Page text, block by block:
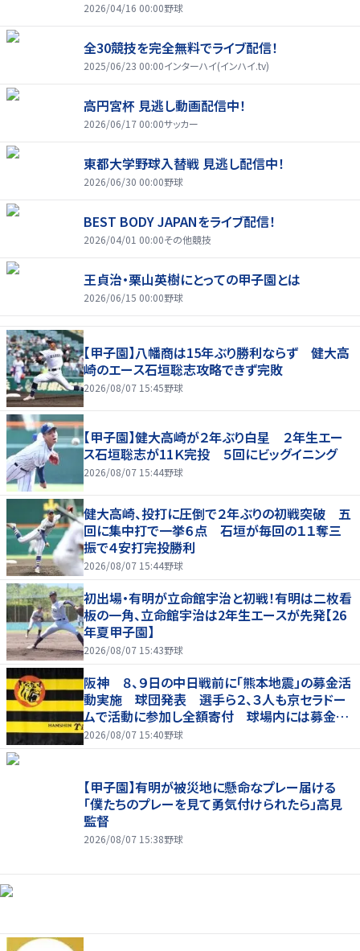
2026/04/16 00:00野球
全30競技を完全無料でライブ配信！
2025/06/23 00:00インターハイ(インハイ.tv)
高円宮杯 見逃し動画配信中！
2026/06/17 00:00サッカー
東都大学野球入替戦 見逃し配信中！
2026/06/30 00:00野球
BEST BODY JAPANをライブ配信！
2026/04/01 00:00その他競技
王貞治・栗山英樹にとっての甲子園とは
2026/06/15 00:00野球
【甲子園】八幡商は15年ぶり勝利ならず 健大高
崎のエース石垣聡志攻略できず完敗
2026/08/07 15:45野球
【甲子園】健大高崎が２年ぶり白星 ２年生エー
ス石垣聡志が11Ｋ完投 ５回にビッグイニング
2026/08/07 15:44野球
健大高崎、投打に圧倒で２年ぶりの初戦突破 五
回に集中打で一挙６点 石垣が毎回の１１奪三
振で４安打完投勝利
2026/08/07 15:44野球
初出場・有明が立命館宇治と初戦！有明は二枚看
板の一角、立命館宇治は2年生エースが先発【26
年夏甲子園】
2026/08/07 15:43野球
阪神 ８、９日の中日戦前に「熊本地震」の募金活
動実施 球団発表 選手ら２、３人も京セラドー
ムで活動に参加し全額寄付 球場内には募金箱
も設置
2026/08/07 15:40野球
【甲子園】有明が被災地に懸命なプレー届ける
「僕たちのプレーを見て勇気付けられたら」高見
監督
2026/08/07 15:38野球